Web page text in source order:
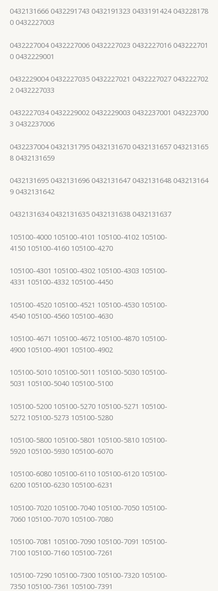
0432131666 0432291743 0432191323 0433191424 043228178
0 0432227003
0432227004 0432227006 0432227023 0432227016 043222701
0 0432229001
0432229004 0432227035 0432227021 0432227027 043222702
2 0432227033
0432227034 0432229002 0432229003 0432237001 043223700
3 0432237006
0432237004 0432131795 0432131670 0432131657 043213165
8 0432131659
0432131695 0432131696 0432131647 0432131648 043213164
9 0432131642
0432131634 0432131635 0432131638 0432131637
105100-4000 105100-4101 105100-4102 105100-
4150 105100-4160 105100-4270
105100-4301 105100-4302 105100-4303 105100-
4331 105100-4332 105100-4450
105100-4520 105100-4521 105100-4530 105100-
4540 105100-4560 105100-4630
105100-4671 105100-4672 105100-4870 105100-
4900 105100-4901 105100-4902
105100-5010 105100-5011 105100-5030 105100-
5031 105100-5040 105100-5100
105100-5200 105100-5270 105100-5271 105100-
5272 105100-5273 105100-5280
105100-5800 105100-5801 105100-5810 105100-
5920 105100-5930 105100-6070
105100-6080 105100-6110 105100-6120 105100-
6200 105100-6230 105100-6231
105100-7020 105100-7040 105100-7050 105100-
7060 105100-7070 105100-7080
105100-7081 105100-7090 105100-7091 105100-
7100 105100-7160 105100-7261
105100-7290 105100-7300 105100-7320 105100-
7350 105100-7361 105100-7391